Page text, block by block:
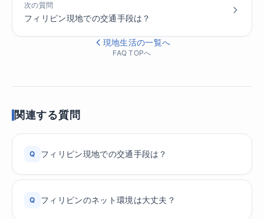
次の質問
フィリピン現地での交通手段は？
現地生活の一覧へ
FAQ TOPへ
関連する質問
Q フィリピン現地での交通手段は？
Q フィリピンのネット環境は大丈夫？